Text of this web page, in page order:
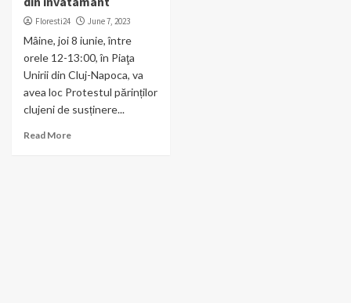
Floresti24 June 7, 2023
Mâine, joi 8 iunie, între
orele 12-13:00, în Piaţa
Unirii din Cluj-Napoca, va
avea loc Protestul părinților
clujeni de susținere...
Read More